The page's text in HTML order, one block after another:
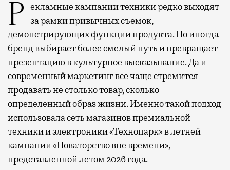
Рекламные кампании техники редко выходят
за рамки привычных съемок,
демонстрирующих функции продукта. Но иногда
бренд выбирает более смелый путь и превращает
презентацию в культурное высказывание. Да и
современный маркетинг все чаще стремится
продавать не столько товар, сколько
определенный образ жизни. Именно такой подход
использовала сеть магазинов премиальной
техники и электроники «Технопарк» в летней
кампании«Новаторство вне времени»,
представленной летом 2026 года.